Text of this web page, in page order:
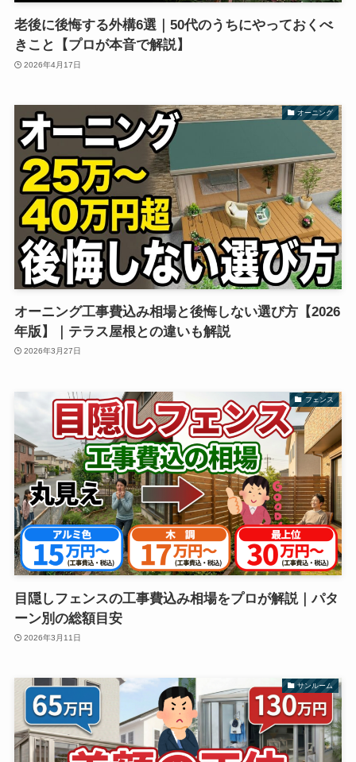
老後に後悔する外構6選｜50代のうちにやっておくべ
きこと【プロが本音で解説】
2026年4月17日
オーニング
オーニング工事費込み相場と後悔しない選び方【2026
年版】｜テラス屋根との違いも解説
2026年3月27日
フェンス
目隠しフェンスの工事費込み相場をプロが解説｜パタ
ーン別の総額目安
2026年3月11日
サンルーム